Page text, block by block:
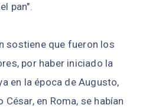
pan".
sostiene que fueron los
por haber iniciado la
en la época de Augusto,
en Roma, se habían